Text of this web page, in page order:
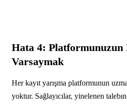
Hata 4: Platformunuzun
Varsaymak
Her kayıt yarışma platformunun
yoktur. Sağlayıcılar, yinelenen